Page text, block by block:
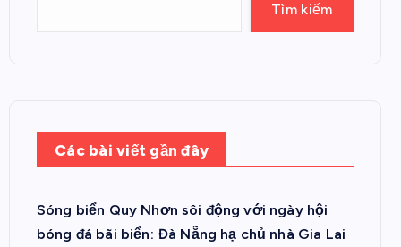
Tìm kiếm
Các bài viết gần đây
Sóng biển Quy Nhơn sôi động với ngày hội
bóng đá bãi biển: Đà Nẵng hạ chủ nhà Gia Lai